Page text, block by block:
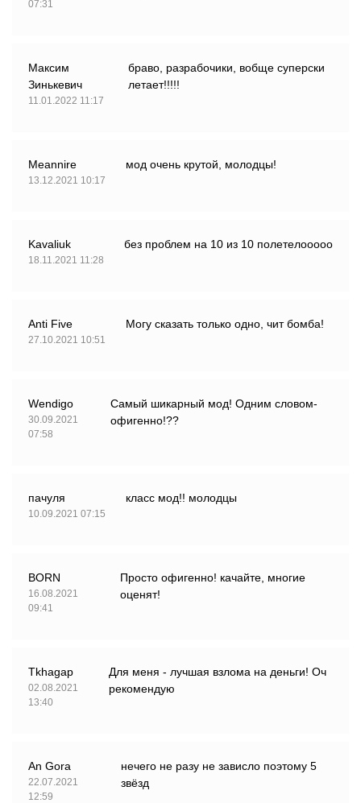
07:31
Максим
Зинькевич
11.01.2022 11:17
браво, разрабочики, вобще суперски
летает!!!!!
Meannire
13.12.2021 10:17
мод очень крутой, молодцы!
Kavaliuk
18.11.2021 11:28
без проблем на 10 из 10 полетелооооо
Anti Five
27.10.2021 10:51
Могу сказать только одно, чит бомба!
Wendigo
30.09.2021
07:58
Самый шикарный мод! Одним словом-
офигенно!??
пачуля
10.09.2021 07:15
класс мод!! молодцы
BORN
16.08.2021
09:41
Просто офигенно! качайте, многие
оценят!
Tkhagap
02.08.2021
13:40
Для меня - лучшая взлома на деньги! Оч
рекомендую
An Gora
22.07.2021
12:59
нечего не разу не зависло поэтому 5
звёзд